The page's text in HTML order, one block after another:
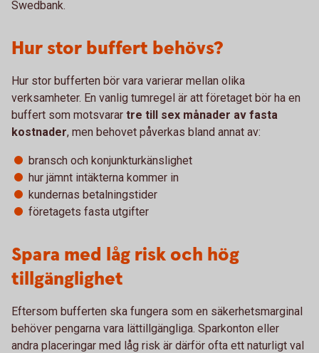
Swedbank.
Hur stor buffert behövs?
Hur stor bufferten bör vara varierar mellan olika
verksamheter. En vanlig tumregel är att företaget bör ha en
buffert som motsvarar tre till sex månader av fasta
kostnader, men behovet påverkas bland annat av:
bransch och konjunkturkänslighet
hur jämnt intäkterna kommer in
kundernas betalningstider
företagets fasta utgifter
Spara med låg risk och hög
tillgänglighet
Eftersom bufferten ska fungera som en säkerhetsmarginal
behöver pengarna vara lättillgängliga. Sparkonton eller
andra placeringar med låg risk är därför ofta ett naturligt val